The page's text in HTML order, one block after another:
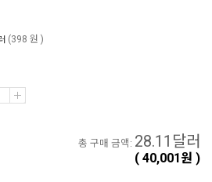
(398 원 )
총 구매 금액: 28.11 달러
(40,001원 )